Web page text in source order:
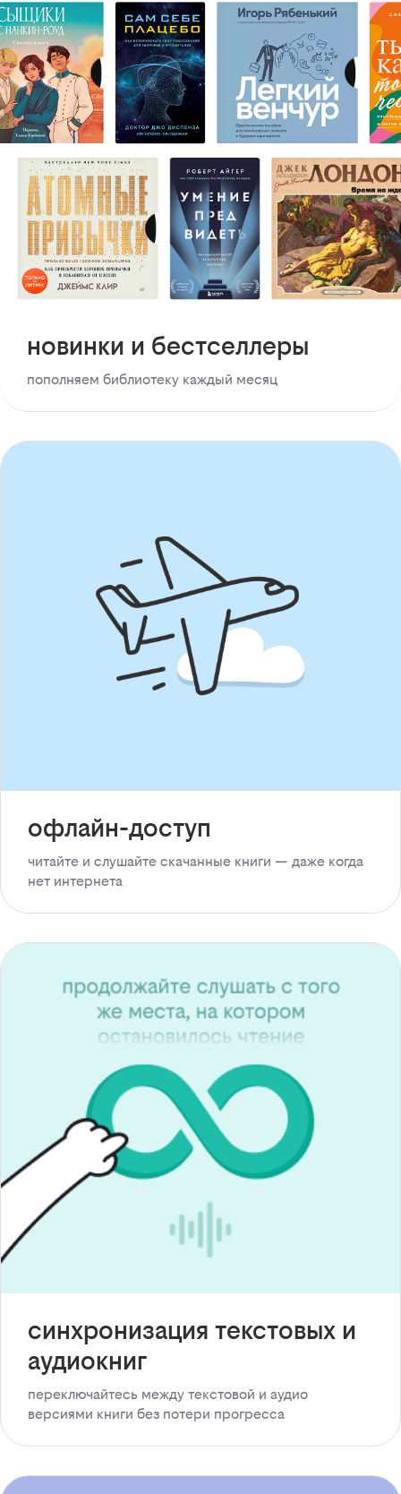
новинки и бестселлеры
пополняем библиотеку каждый месяц
офлайн-доступ
читайте и слушайте скачанные книги — даже когда
нет интернета
синхронизация текстовых и
аудиокниг
переключайтесь между текстовой и аудио
версиями книги без потери прогресса